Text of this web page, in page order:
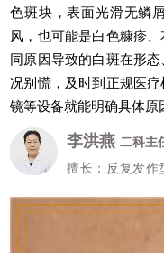
色斑块，表面光滑无鳞
风，也可能是白色糠疹
同原因导致的白斑在形
况别慌，及时到正规医
镜等设备就能明确具体原
李洪燕 二科主
擅长：反复发作